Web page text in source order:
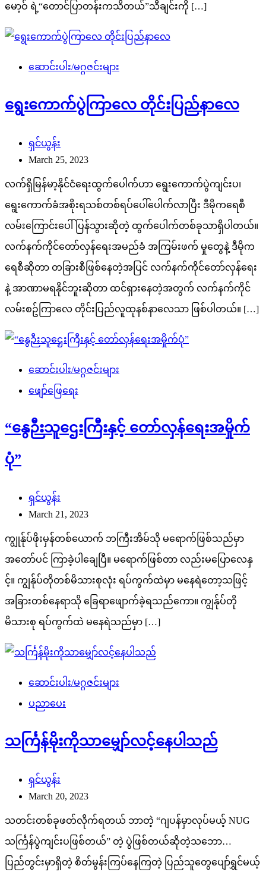
မော့ဝ် ရဲ့“တောင်ပြာတန်းကသိတယ်”သီချင်းကို […]
ဆောင်းပါး/မဂ္ဂဇင်းများ
ရွေးကောက်ပွဲကြာလေ တိုင်းပြည်နာလေ
ရှင်ယွန်း
March 25, 2023
လက်ရှိမြန်မာ့နိုင်ငံရေးထွက်ပေါက်ဟာ ရွေးကောက်ပွဲကျင်းပ၊
ရွေးကောက်ခံအစိုးရသစ်တစ်ရပ်ပေါ်ပေါက်လာပြီး ဒီမိုကရေစီ
လမ်းကြောင်းပေါ်ပြန်သွားဆိုတဲ့ ထွက်ပေါက်တစ်ခုသာရှိပါတယ်။
လက်နက်ကိုင်တော်လှန်ရေးအမည်ခံ အကြမ်းဖက် မှုတွေနဲ့ ဒီမိုက
ရေစီဆိုတာ တခြားစီဖြစ်နေတဲ့အပြင် လက်နက်ကိုင်တော်လှန်ရေး
နဲ့ အာဏာမရနိုင်ဘူးဆိုတာ ထင်ရှားနေတဲ့အတွက် လက်နက်ကိုင်
လမ်းစဥ်ကြာလေ တိုင်းပြည်လူထုနစ်နာလေသာ ဖြစ်ပါတယ်။ […]
ဆောင်းပါး/မဂ္ဂဇင်းများ
ဖျော်ဖြေရေး
“နွေဉီးသူဌေးကြီးနှင့် တော်လှန်ရေးအမှိုက်
ပုံ”
ရှင်ယွန်း
March 21, 2023
ကျွုန်ုပ်ဖိုးမှန်တစ်ယောက် ဘကြီးအိမ်သို မရောက်ဖြစ်သည်မှာ
အတော်ပင် ကြာခဲ့ပါချေပြီ။ မရောက်ဖြစ်တာ လည်းမပြောလေနှ
င့်။ ကျွန်ုပ်တိုတစ်မိသားစုလုံး ရပ်ကွက်ထဲမှာ မနေရဲတော့သဖြင့်
အခြားတစ်နေရာသို ခြေရာဖျောက်ခဲ့ရသည်ကော။ ကျွန်ုပ်တို
မိသားစု ရပ်ကွက်ထဲ မနေရဲသည်မှာ […]
ဆောင်းပါး/မဂ္ဂဇင်းများ
ပညာပေး
သင်္ကြန်မိုးကိုသာမျှော်လင့်နေပါသည်
ရှင်ယွန်း
March 20, 2023
သတင်းတစ်ခုဖတ်လိုက်ရတယ် ဘာတဲ့ “ဂျပန်မှာလုပ်မယ့် NUG
သင်္ကြန်ပွဲကျင်းပဖြစ်တယ်” တဲ့ ပွဲဖြစ်တယ်ဆိုတဲ့သဘော…
ပြည်တွင်းမှာရှိတဲ့ စိတ်မွန်းကြပ်နေကြတဲ့ ပြည်သူတွေပျော်ရွှင်မယ့်